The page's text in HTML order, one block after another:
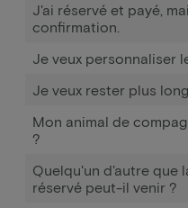
J'ai réservé et payé,
confirmation.
Je veux personnaliser
Je veux rester plus
Mon animal de
?
Quelqu'un d'autre que
réservé peut-il venir ?